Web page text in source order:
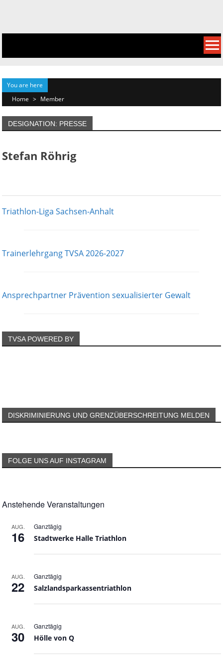
content
You are here
Home > Member
DESIGNATION: PRESSE
Stefan Röhrig
Triathlon-Liga Sachsen-Anhalt
Trainerlehrgang TVSA 2026-2027
Ansprechpartner Prävention sexualisierter Gewalt
TVSA POWERED BY
DISKRIMINIERUNG UND GRENZÜBERSCHREITUNG MELDEN
FOLGE UNS AUF INSTAGRAM
Anstehende Veranstaltungen
AUG.
16
Ganztägig
Stadtwerke Halle Triathlon
AUG.
22
Ganztägig
Salzlandsparkassentriathlon
AUG.
30
Ganztägig
Hölle von Q